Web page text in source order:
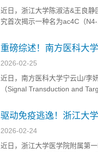
近日，浙江大学陈淑洁&王良
究首次揭示一种名为ac4C（
道衰老及相关疾病的新机制，
重磅综述！南方医科大
症治疗领域的最新进展
2026-02-25
近日，南方医科大学宁云山/李
（Signal Transduction and
病...
驱动免疫逃逸！浙江大
耐药性有前景的治疗靶点
2026-02-24
近日，浙江大学医学院附属第